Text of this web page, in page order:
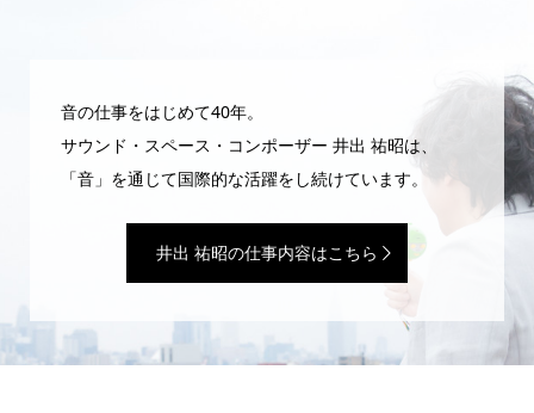
音の仕事をはじめて40年。
サウンド・スペース・コンポーザー 井出 祐昭は、
「音」を通じて国際的な活躍をし続けています。
井出 祐昭の仕事内容はこちら